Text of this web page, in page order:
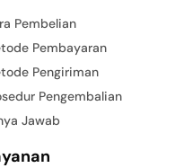
Pembelian
Pembayaran
Pengiriman
Pengembalian
Jawab